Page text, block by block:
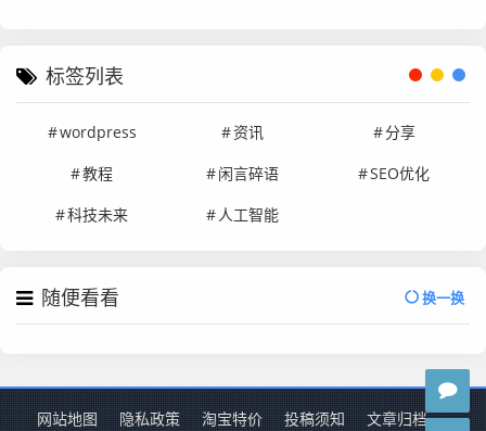
标签列表
wordpress 资讯
分享
教程
闲言碎语
SEO优化
科技未来
人工智能
随便看看 换一换
网站地图 隐私政策 淘宝特价 投稿须知 文章归档